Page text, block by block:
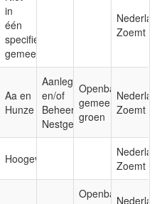
in
één
specifieke
gemeente
Zoemt
Aa en
Hunze
Aanleg
en/of
Beheer;
Nestgelegenheid
Openbaar,
gemeentelijk
groen
Zoemt
Hoogeveen
Zoemt
Openbaar,